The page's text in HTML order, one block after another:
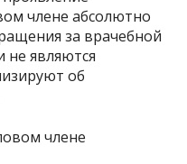
члене абсолютно
за врачебной
являются
об